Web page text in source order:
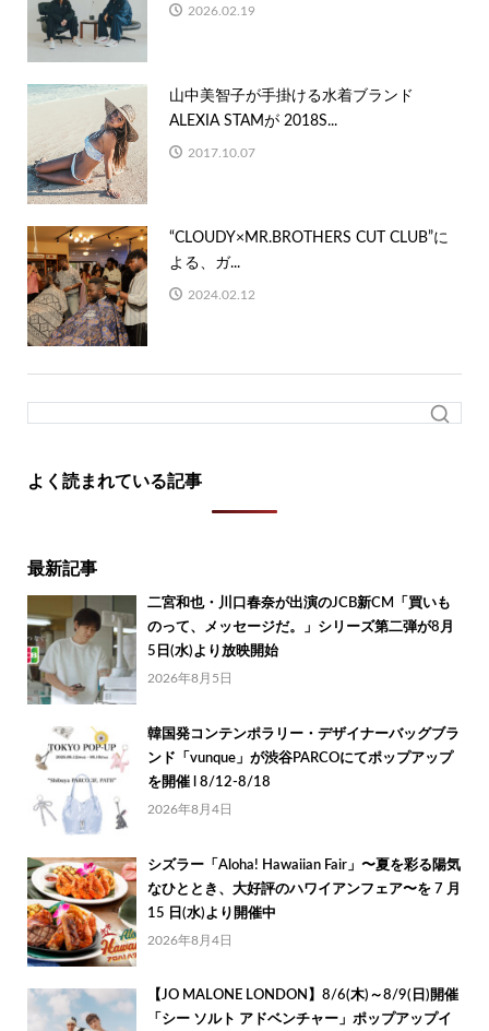
2026.02.19
山中美智子が手掛ける水着ブランド
ALEXIA STAMが 2018S...
2017.10.07
“CLOUDY×MR.BROTHERS CUT CLUB”に
よる、ガ...
2024.02.12
よく読まれている記事
最新記事
二宮和也・川口春奈が出演のJCB新CM「買いも
のって、メッセージだ。」シリーズ第二弾が8月
5日(水)より放映開始
2026年8月5日
韓国発コンテンポラリー・デザイナーバッグブラ
ンド「vunque」が渋谷PARCOにてポップアップ
を開催 l 8/12-8/18
2026年8月4日
シズラー「Aloha! Hawaiian Fair」〜夏を彩る陽気
なひととき、大好評のハワイアンフェア〜を 7 月
15 日(水)より開催中
2026年8月4日
【JO MALONE LONDON】8/6(木)～8/9(日)開催
「シー ソルト アドベンチャー」ポップアップイ